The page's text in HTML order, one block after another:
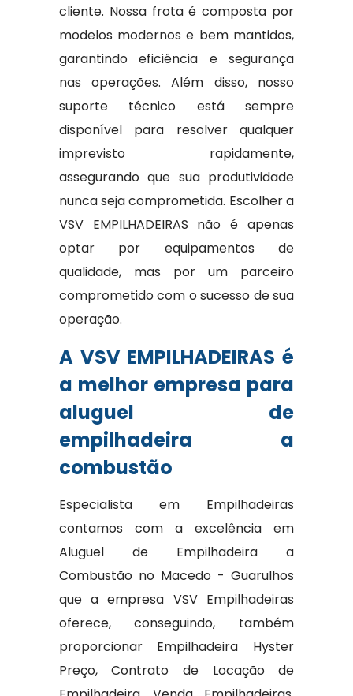
cliente. Nossa frota é composta por
modelos modernos e bem mantidos,
garantindo eficiência e segurança
nas operações. Além disso, nosso
suporte técnico está sempre
disponível para resolver qualquer
imprevisto rapidamente,
assegurando que sua produtividade
nunca seja comprometida. Escolher a
VSV EMPILHADEIRAS não é apenas
optar por equipamentos de
qualidade, mas por um parceiro
comprometido com o sucesso de sua
operação.
A VSV EMPILHADEIRAS é
a melhor empresa para
aluguel de
empilhadeira a
combustão
Especialista em Empilhadeiras
contamos com a excelência em
Aluguel de Empilhadeira a
Combustão no Macedo - Guarulhos
que a empresa VSV Empilhadeiras
oferece, conseguindo, também
proporcionar Empilhadeira Hyster
Preço, Contrato de Locação de